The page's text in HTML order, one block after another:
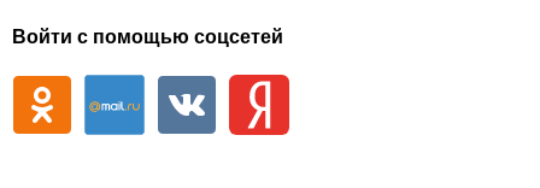
Войти с помощью соцсетей